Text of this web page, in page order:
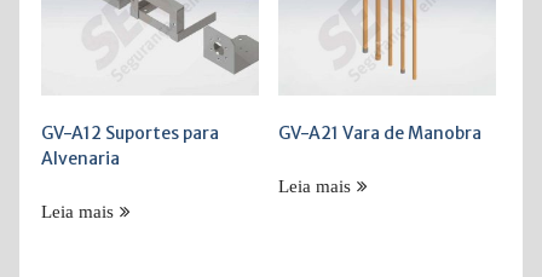
GV-A12 Suportes para
Alvenaria
Leia mais
GV-A21 Vara de Manobra
Leia mais